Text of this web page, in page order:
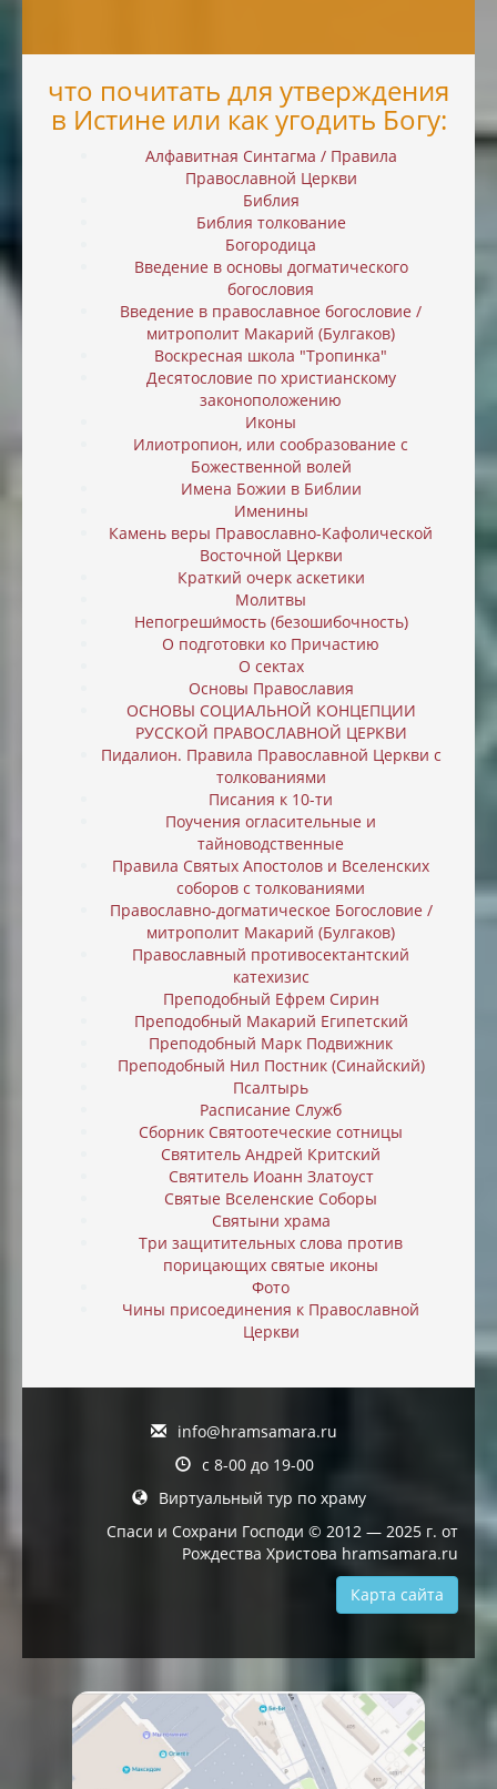
что почитать для утверждения
в Истине или как угодить Богу:
Алфавитная Синтагма / Правила
Православной Церкви
Библия
Библия толкование
Богородица
Введение в основы догматического
богословия
Введение в православное богословие /
митрополит Макарий (Булгаков)
Воскресная школа "Тропинка"
Десятословие по христианскому
законоположению
Иконы
Илиотропион, или cообразование с
Божественной волей
Имена Божии в Библии
Именины
Камень веры Православно-Кафолической
Восточной Церкви
Краткий очерк аскетики
Молитвы
Непогреши́мость (безошибочность)
О подготовки ко Причастию
О сектах
Основы Православия
ОСНОВЫ СОЦИАЛЬНОЙ КОНЦЕПЦИИ
РУССКОЙ ПРАВОСЛАВНОЙ ЦЕРКВИ
Пидалион. Правила Православной Церкви с
толкованиями
Писания к 10-ти
Поучения огласительные и
тайноводственные
Правила Святых Апостолов и Вселенских
соборов с толкованиями
Православно-догматическое Богословие /
митрополит Макарий (Булгаков)
Православный противосектантский
катехизис
Преподобный Ефрем Сирин
Преподобный Макарий Египетский
Преподобный Марк Подвижник
Преподобный Нил Постник (Синайский)
Псалтырь
Расписание Служб
Сборник Святоотеческие сотницы
Святитель Андрей Критский
Святитель Иоанн Златоуст
Святые Вселенские Соборы
Святыни храма
Три защитительных слова против
порицающих святые иконы
Фото
Чины присоединения к Православной
Церкви
info@hramsamara.ru
с 8-00 до 19-00
Виртуальный тур по храму
Спаси и Сохрани Господи © 2012 — 2025 г. от
Рождества Христова hramsamara.ru
Карта сайта